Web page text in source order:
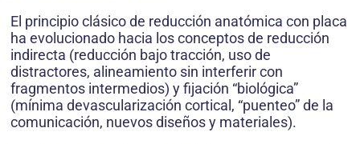
El principio clásico de reducción anatómica con placa
ha evolucionado hacia los conceptos de reducción
indirecta (reducción bajo tracción, uso de
distractores, alineamiento sin interferir con
fragmentos intermedios) y fijación “biológica”
(mínima devascularización cortical, “puenteo” de la
comunicación, nuevos diseños y materiales).